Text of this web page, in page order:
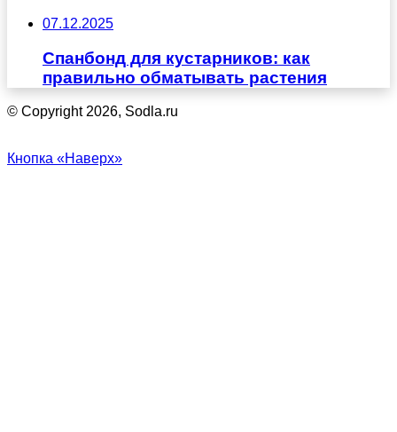
07.12.2025
Спанбонд для кустарников: как
правильно обматывать растения
© Copyright 2026, Sodla.ru
Кнопка «Наверх»